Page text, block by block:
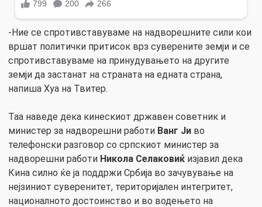
-Ние се спротивставуваме на надворешните сили кои
вршат политички притисок врз суверените земји и се
спротивставуваме на принудувањето на другите
земји да застанат на страната на едната страна,
напиша Хуа на Твитер.
Таа наведе дека кинескиот државен советник и
министер за надворешни работи Ванг Ји во
телефонски разговор со српскиот министер за
надворешни работи Никола Селаковиќ изјавил дека
Кина силно ќе ја поддржи Србија во зачувување на
нејзиниот суверенитет, територијален интегритет,
националното достоинство и во водењето на